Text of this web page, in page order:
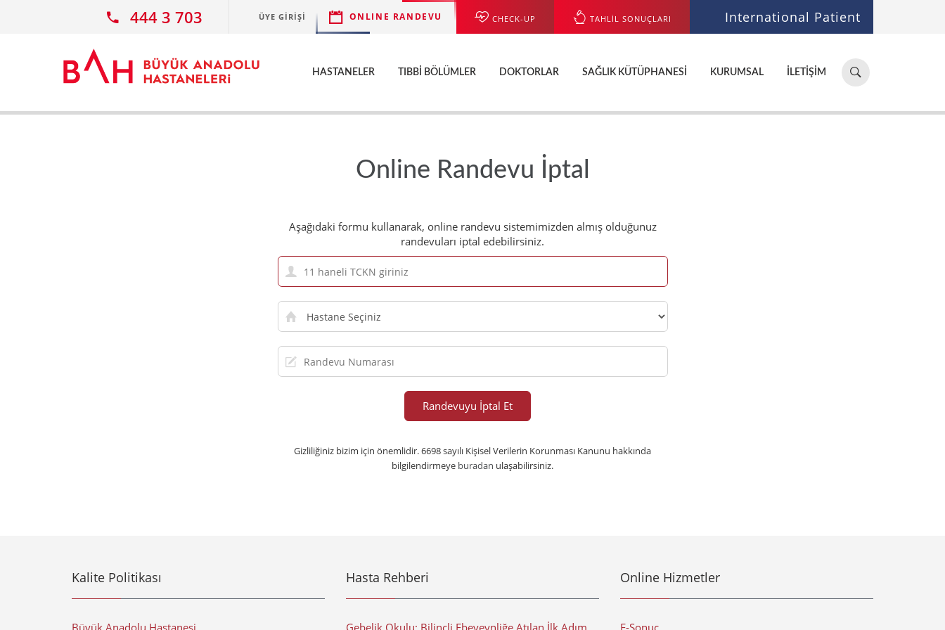
444 3 703 ÜYE GIRIŞI ONLINE RANDEVU CHECK-UP TAHLİL SONUÇLARI International Patient
Hastane,
doktor,
ara...
HASTANELER TIBBI BÖLÜMLER DOKTORLAR SAĞLIK KÜTÜPHANESI KURUMSAL İLETIŞIM
Online Randevu İptal
Aşağıdaki formu kullanarak, online randevu sistemimizden almış olduğunuz
randevuları iptal edebilirsiniz.
TCKN
Hastane
seçiniz
Randevu
numarası
Gizliliğiniz bizim için önemlidir. 6698 sayılı Kişisel Verilerin Korunması Kanunu hakkında
bilgilendirmeye buradan ulaşabilirsiniz.
Kalite Politikası
Büyük Anadolu Hastanesi
Hasta Rehberi
Gebelik Okulu: Bilinçli Ebeveynliğe Atılan İlk Adım
Online Hizmetler
E-Sonuç